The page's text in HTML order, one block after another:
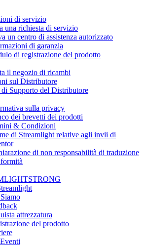
di servizio
una richiesta di servizio
un centro di assistenza autorizzato
di garanzia
di registrazione del prodotto
il negozio di ricambi
sul Distributore
di Supporto del Distributore
sulla privacy
dei brevetti dei prodotti
& Condizioni
di Streamlight relative agli invii di
di non responsabilità di traduzione
attrezzatura
del prodotto